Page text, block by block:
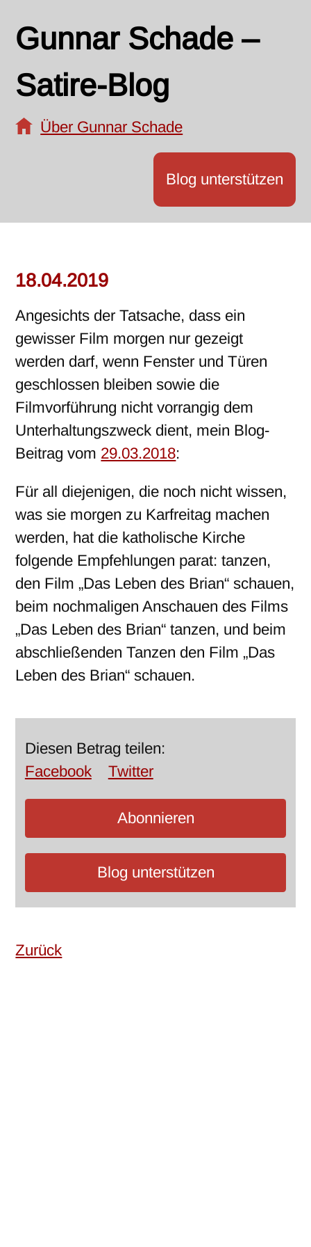
Gunnar Schade –
Satire-Blog
Über Gunnar Schade
Blog unterstützen
18.04.2019
Angesichts der Tatsache, dass ein
gewisser Film morgen nur gezeigt
werden darf, wenn Fenster und Türen
geschlossen bleiben sowie die
Filmvorführung nicht vorrangig dem
Unterhaltungszweck dient, mein Blog-
Beitrag vom 29.03.2018:
Für all diejenigen, die noch nicht wissen,
was sie morgen zu Karfreitag machen
werden, hat die katholische Kirche
folgende Empfehlungen parat: tanzen,
den Film „Das Leben des Brian“ schauen,
beim nochmaligen Anschauen des Films
„Das Leben des Brian“ tanzen, und beim
abschließenden Tanzen den Film „Das
Leben des Brian“ schauen.
Diesen Betrag teilen:
Facebook
Twitter
Abonnieren
Blog unterstützen
Zurück